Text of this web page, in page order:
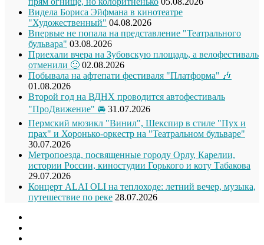
Видела Бориса Эйфмана в кинотеатре
"Художественный" 04.08.2026
Впервые не попала на представление "Театрального
бульвара" 03.08.2026
Приехали вчера на Зубовскую площадь, а велофестиваль
отменили 🙁 02.08.2026
Побывала на афтепати фестиваля "Платформа" 🎶
01.08.2026
Второй год на ВДНХ проводится автофестиваль
"ПроДвижение" 🚘 31.07.2026
Пермский мюзикл "Винил", Шекспир в стиле "Пух и
прах" и Хоронько-оркестр на "Театральном бульваре"
30.07.2026
Метропоезда, посвященные городу Орлу, Карелии,
истории России, киностудии Горького и коту Табакова
29.07.2026
Концерт ALAI OLI на теплоходе: летний вечер, музыка,
путешествие по реке 28.07.2026